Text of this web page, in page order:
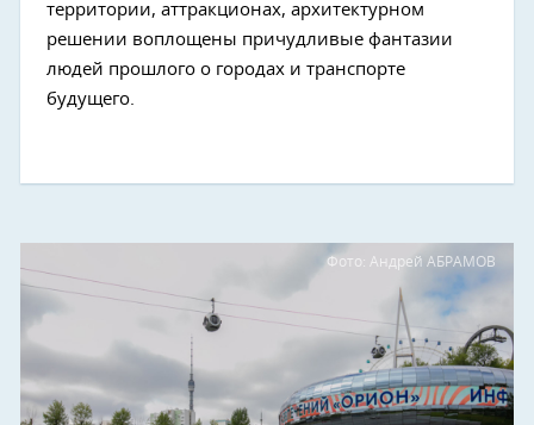
территории, аттракционах, архитектурном
решении воплощены причудливые фантазии
людей прошлого о городах и транспорте
будущего.
Фото: Андрей АБРАМОВ